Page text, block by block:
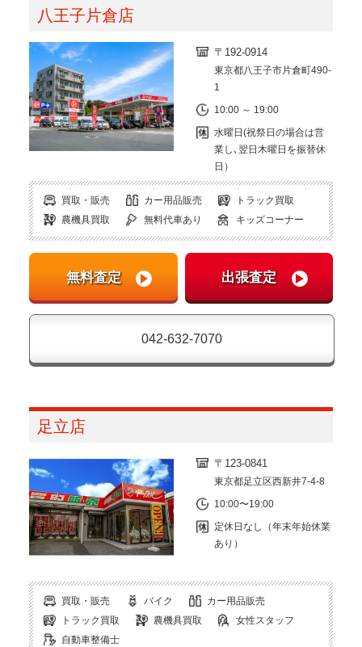
八王子片倉店
〒192-0914
東京都八王子市片倉町490-
1
10:00 ～ 19:00
水曜日(祝祭日の場合は営
業し､翌日木曜日を振替休
日）
買取・販売 カー用品販売
トラック買取
農機具買取
無料代車あり キッズコーナー
042-632-7070
足立店
〒123-0841
東京都足立区西新井7-4-8
10:00〜19:00
定休日なし（年末年始休業
あり）
買取・販売 バイク
カー用品販売
トラック買取
農機具買取
女性スタッフ
自動車整備士